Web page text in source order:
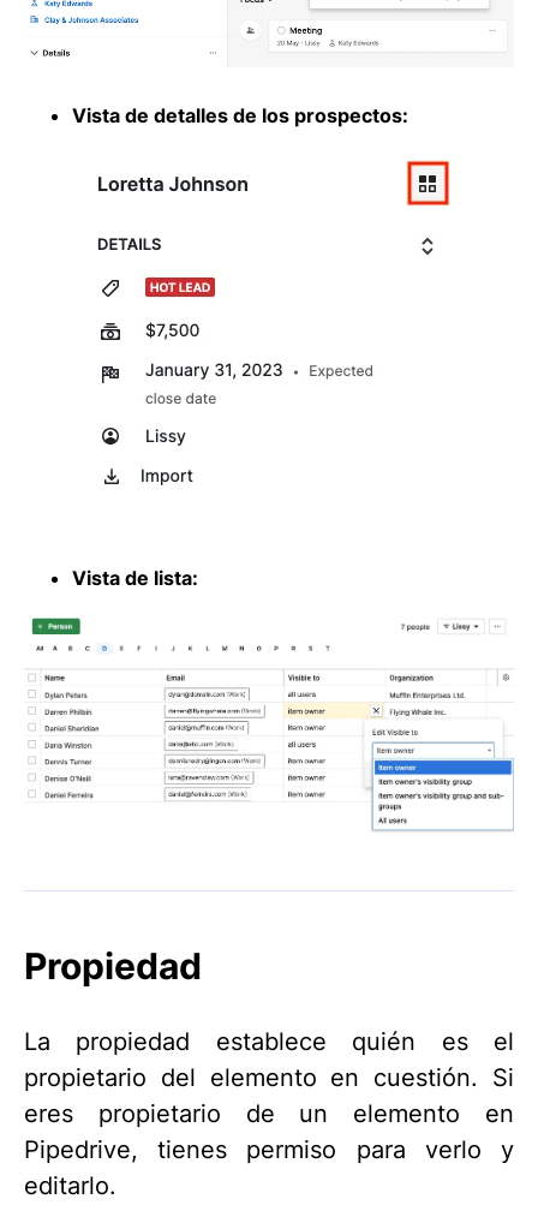
Vista de detalles de los prospectos:
Vista de lista:
Propiedad
La propiedad establece quién es el
propietario del elemento en cuestión. Si
eres propietario de un elemento en
Pipedrive, tienes permiso para verlo y
editarlo.